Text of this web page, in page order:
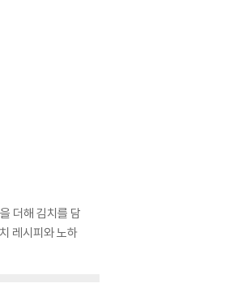
더해 김치를 담
레시피와 노하